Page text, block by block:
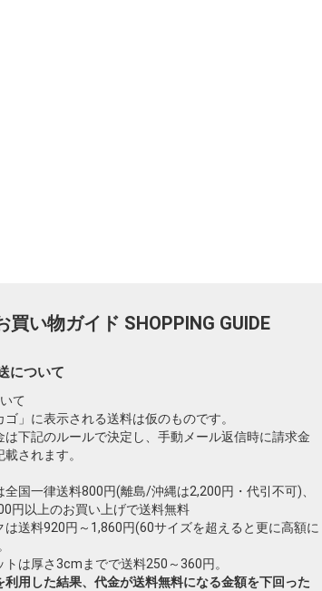
買い物ガイド SHOPPING GUIDE
について
て
ゴ」に表示される送料は仮のものです。
は下記のルールで決定し、手動メール返信時に請求金
されます。
全国一律送料800円(離島/沖縄は2,200円・代引不可)、
円以上のお買い上げで送料無料
は送料920円～1,860円(60サイズを超えると更に高額に
トは厚さ3cmまでで送料250～360円。
利用した結果、代金が送料無料になる金額を下回った